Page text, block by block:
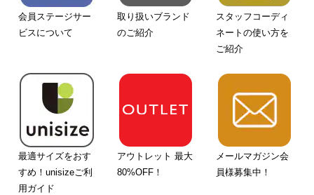
会員ステージサー
ビスについて
取り扱いブランド
のご紹介
スタッフコーディ
ネートの使い方を
ご紹介
最適サイズをおす
すめ！unisizeご利
用ガイド
アウトレット 最大
80%OFF！
メールマガジン会
員様募集中！